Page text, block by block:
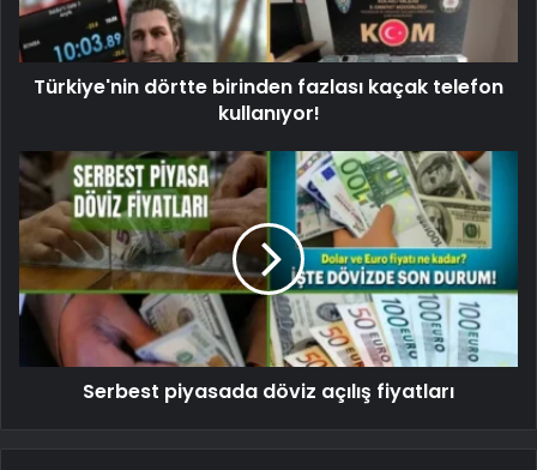
Türkiye'nin dörtte birinden fazlası kaçak telefon
kullanıyor!
Serbest piyasada döviz açılış fiyatları